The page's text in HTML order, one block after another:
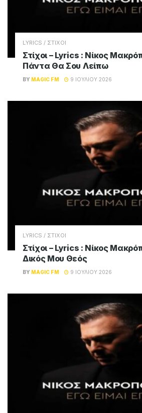
LYRICS / ΣΤΙΧΟΙ
Στίχοι – Lyrics : Νίκος
Πάντα Θα Σου Λείπω
BY MAGIC FM 9 ΙΟΥΛΊΟΥ 2026
LYRICS / ΣΤΙΧΟΙ
Στίχοι – Lyrics : Νίκος
Δικός Μου Θεός
BY MAGIC FM 9 ΙΟΥΛΊΟΥ 2026